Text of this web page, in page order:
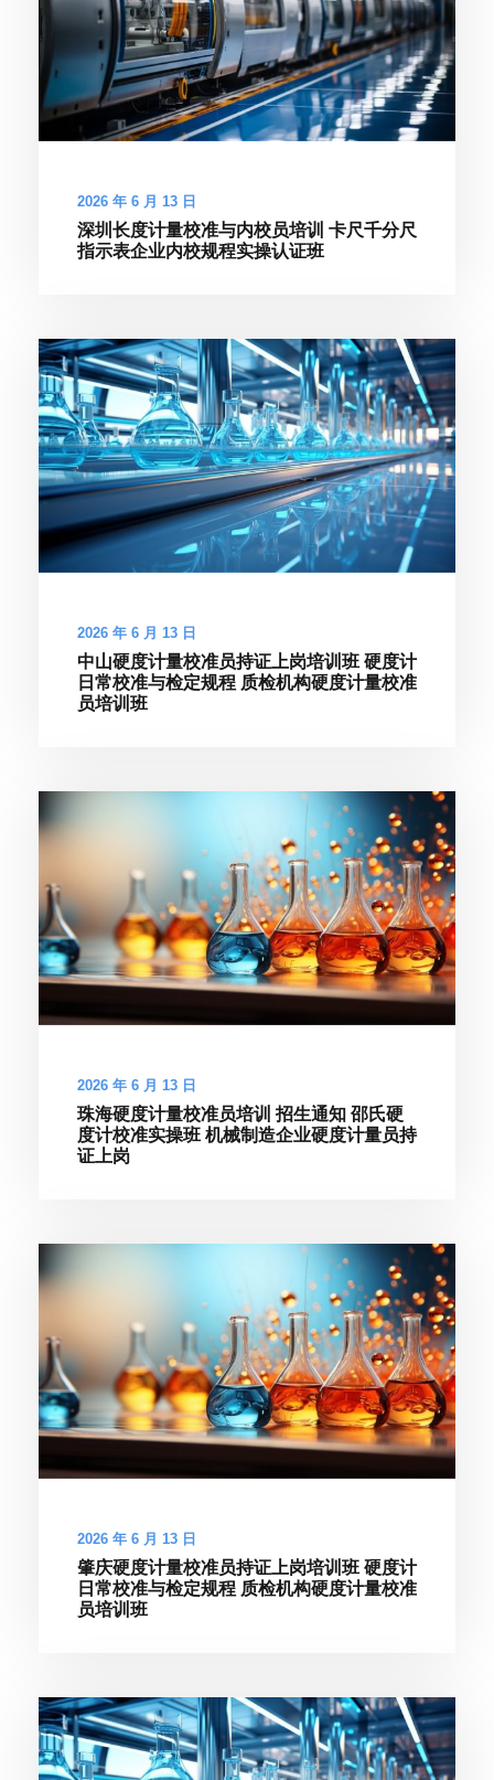
2026 年 6 月 13 日
深圳长度计量校准与内校员培训 卡尺千分尺
指示表企业内校规程实操认证班
2026 年 6 月 13 日
中山硬度计量校准员持证上岗培训班 硬度计
日常校准与检定规程 质检机构硬度计量校准
员培训班
2026 年 6 月 13 日
珠海硬度计量校准员培训 招生通知 邵氏硬
度计校准实操班 机械制造企业硬度计量员持
证上岗
2026 年 6 月 13 日
肇庆硬度计量校准员持证上岗培训班 硬度计
日常校准与检定规程 质检机构硬度计量校准
员培训班